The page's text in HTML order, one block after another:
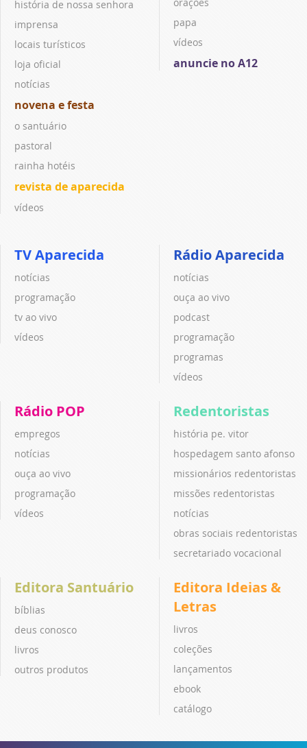
história de nossa senhora
imprensa
locais turísticos
loja oficial
notícias
novena e festa
o santuário
pastoral
rainha hotéis
revista de aparecida
vídeos
papa
vídeos
anuncie no A12
TV Aparecida
notícias
programação
tv ao vivo
vídeos
Rádio Aparecida
notícias
ouça ao vivo
podcast
programação
programas
vídeos
Rádio POP
empregos
notícias
ouça ao vivo
programação
vídeos
Redentoristas
história pe. vitor
hospedagem santo afonso
missionários redentoristas
missões redentoristas
notícias
obras sociais redentoristas
secretariado vocacional
Editora Santuário
bíblias
deus conosco
livros
outros produtos
Editora Ideias &
Letras
livros
coleções
lançamentos
ebook
catálogo